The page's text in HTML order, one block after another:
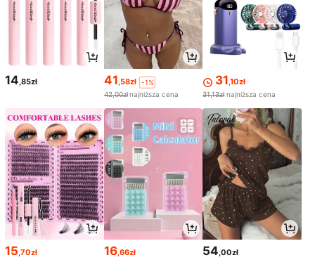
14,85zł 41,58zł
-1%
42,00złnajniższa cena
31,10zł
31,13zł najniższa cena
15,70zł 16,66zł 54,00zł